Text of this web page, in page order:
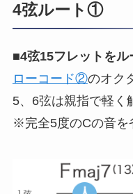
4弦ルート①
■4弦15フレットを
ローコード②のオク
5、6弦は親指で軽く
※完全5度のCの音を